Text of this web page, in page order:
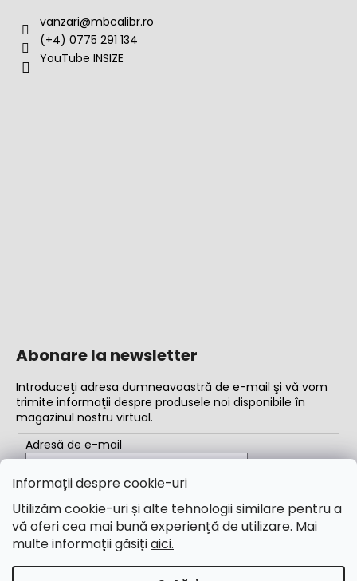
Informații despre cookie-uri
Utilizăm cookie-uri și alte tehnologii similare pentru a
vă oferi cea mai bună experiență de utilizare. Mai
multe informații găsițiaici.
vanzari@mbcalibr.ro
(+4) 0775 291 134
YouTube INSIZE
Abonare la newsletter
Introduceţi adresa dumneavoastră de e-mail şi vă vom
trimite informaţii despre produsele noi disponibile în
magazinul nostru virtual.
Adresă de e-mail
Completând adresa de e-mail, acceptați
condițiile
ABONARE